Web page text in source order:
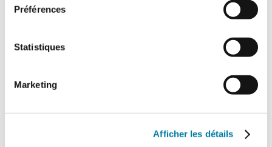
Préférences
Statistiques
Marketing
Afficher les détails
Les réseaux industriels plus que